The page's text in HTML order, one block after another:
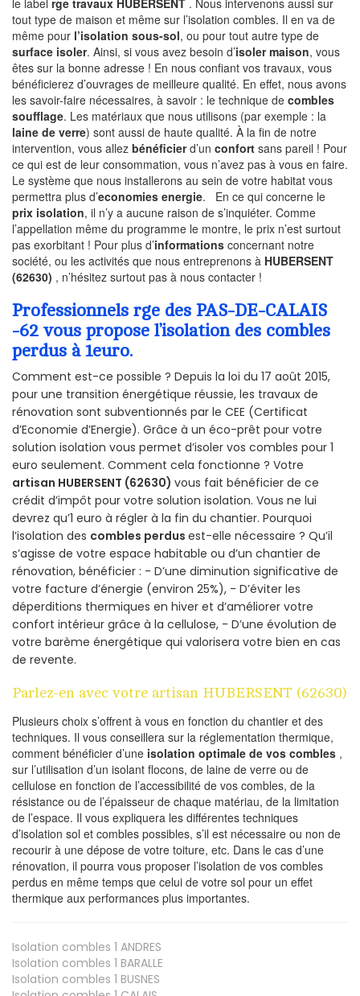
tout type de maison et même sur l’isolation combles. Il en va de
même pour l’isolation sous-sol, ou pour tout autre type de
surface isoler. Ainsi, si vous avez besoin d’isoler maison, vous
êtes sur la bonne adresse ! En nous confiant vos travaux, vous
bénéficierez d’ouvrages de meilleure qualité. En effet, nous avons
les savoir-faire nécessaires, à savoir : le technique de combles
soufflage. Les matériaux que nous utilisons (par exemple : la
laine de verre) sont aussi de haute qualité. À la fin de notre
intervention, vous allez bénéficierd’un confort sans pareil ! Pour
ce qui est de leur consommation, vous n’avez pas à vous en faire.
Le système que nous installerons au sein de votre habitat vous
permettra plus d’economies energie. En ce qui concerne le
prix isolation, il n’y a aucune raison de s’inquiéter. Comme
l’appellation même du programme le montre, le prix n’est surtout
pas exorbitant ! Pour plus d’informations concernant notre
société, ou les activités que nous entreprenons à HUBERSENT
(62630) , n’hésitez surtout pas à nous contacter !
Professionnels rge des PAS-DE-CALAIS
-62 vous propose l’isolation des combles
perdus à 1euro.
Comment est-ce possible ? Depuis la loi du 17 août 2015,
pour une transition énergétique réussie, les travaux de
rénovation sont subventionnés par le CEE (Certificat
d’Economie d’Energie). Grâce à un éco-prêt pour votre
solution isolation vous permet d’isoler vos combles pour 1
euro seulement. Comment cela fonctionne ? Votre
artisan HUBERSENT (62630) vous fait bénéficier de ce
crédit d’impôt pour votre solution isolation. Vous ne lui
devrez qu’1 euro à régler à la fin du chantier. Pourquoi
l’isolation des combles perdus est-elle nécessaire ? Qu’il
s’agisse de votre espace habitable ou d’un chantier de
rénovation, bénéficier : - D’une diminution significative de
votre facture d’énergie (environ 25%), - D’éviter les
déperditions thermiques en hiver et d’améliorer votre
confort intérieur grâce à la cellulose, - D’une évolution de
votre barème énergétique qui valorisera votre bien en cas
de revente.
Parlez-en avec votre artisan HUBERSENT (62630)
Plusieurs choix s’offrent à vous en fonction du chantier et des
techniques. Il vous conseillera sur la réglementation thermique,
comment bénéficier d’une isolation optimale de vos combles ,
sur l’utilisation d’un isolant flocons, de laine de verre ou de
cellulose en fonction de l’accessibilité de vos combles, de la
résistance ou de l’épaisseur de chaque matériau, de la limitation
de l’espace. Il vous expliquera les différentes techniques
d’isolation sol et combles possibles, s’il est nécessaire ou non de
recourir à une dépose de votre toiture, etc. Dans le cas d’une
rénovation, il pourra vous proposer l’isolation de vos combles
perdus en même temps que celui de votre sol pour un effet
thermique aux performances plus importantes.
Isolation combles 1 ANDRES
Isolation combles 1 BARALLE
Isolation combles 1 BUSNES